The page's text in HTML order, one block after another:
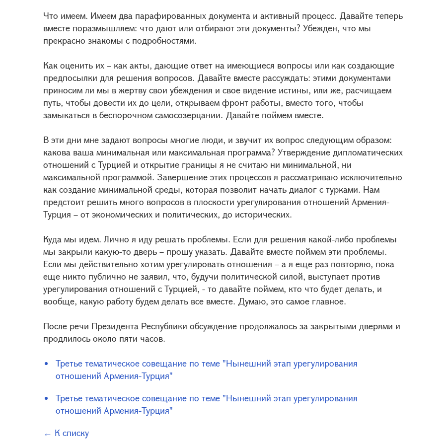
Что имеем. Имеем два парафированных документа и активный процесс. Давайте теперь
вместе поразмышляем: что дают или отбирают эти документы? Убежден, что мы
прекрасно знакомы с подробностями.
Как оценить их – как акты, дающие ответ на имеющиеся вопросы или как создающие
предпосылки для решения вопросов. Давайте вместе рассуждать: этими документами
приносим ли мы в жертву свои убеждения и свое видение истины, или же, расчищаем
путь, чтобы довести их до цели, открываем фронт работы, вместо того, чтобы
замыкаться в беспорочном самосозерцании. Давайте поймем вместе.
В эти дни мне задают вопросы многие люди, и звучит их вопрос следующим образом:
какова ваша минимальная или максимальная программа? Утверждение дипломатических
отношений с Турцией и открытие границы я не считаю ни минимальной, ни
максимальной программой. Завершение этих процессов я рассматриваю исключительно
как создание минимальной среды, которая позволит начать диалог с турками. Нам
предстоит решить много вопросов в плоскости урегулирования отношений Армения-
Турция – от экономических и политических, до исторических.
Куда мы идем. Лично я иду решать проблемы. Если для решения какой-либо проблемы
мы закрыли какую-то дверь – прошу указать. Давайте вместе поймем эти проблемы.
Если мы действительно хотим урегулировать отношения – а я еще раз повторяю, пока
еще никто публично не заявил, что, будучи политической силой, выступает против
урегулирования отношений с Турцией, - то давайте поймем, кто что будет делать, и
вообще, какую работу будем делать все вместе. Думаю, это самое главное.
После речи Президента Республики обсуждение продолжалось за закрытыми дверями и
продлилось около пяти часов.
Третье тематическое совещание по теме "Нынешний этап урегулирования
отношений Армения-Турция"
Третье тематическое совещание по теме "Нынешний этап урегулирования
отношений Армения-Турция"
← К списку